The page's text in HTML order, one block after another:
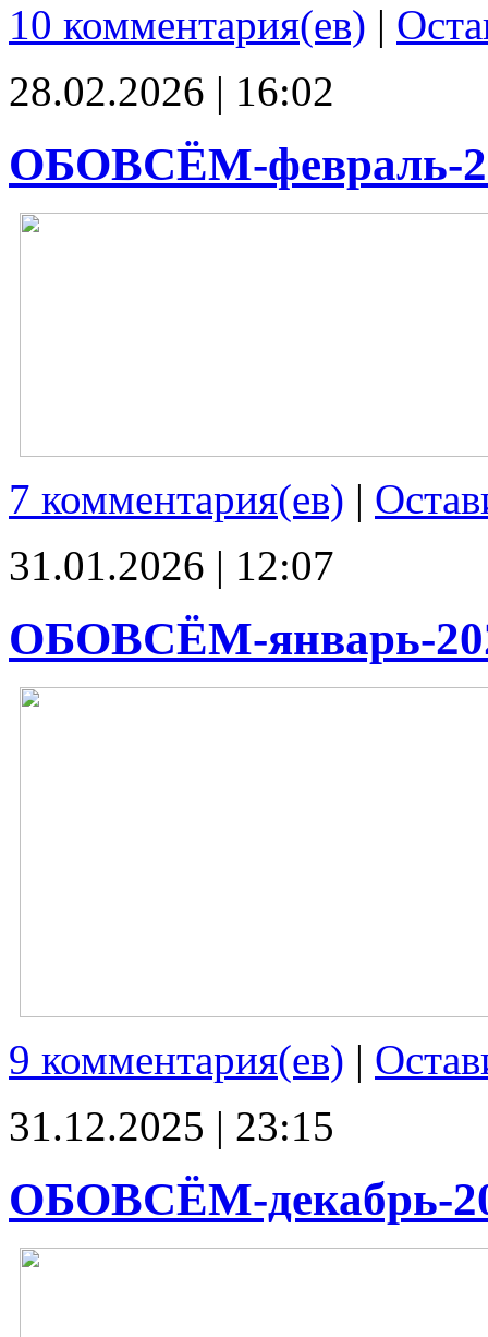
10 комментария(ев) |
28.02.2026 | 16:02
ОБОВСЁМ-февраль-
7 комментария(ев) |
31.01.2026 | 12:07
ОБОВСЁМ-январь-
9 комментария(ев) |
31.12.2025 | 23:15
ОБОВСЁМ-декабрь-